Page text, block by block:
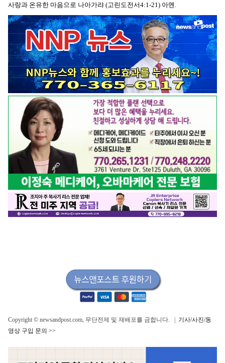
사랑과 온유한 마음으로 나아가랴 (고린도전서4:1-21) 아멘.
Copyright © newsandpost.com, 무단전제 및 재배포를 금합니다. | 기사/사진/동
영상 구입 문의 >>